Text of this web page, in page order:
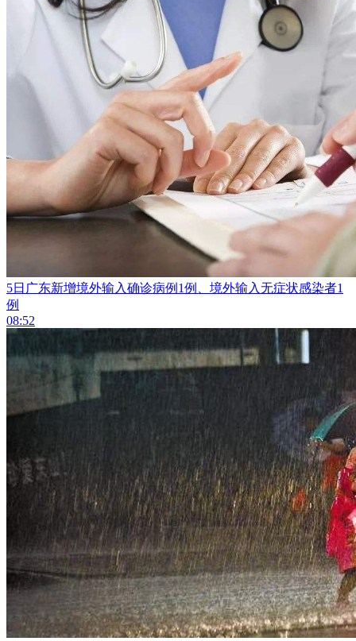
5日广东新增境外输入确诊病例1例、境外输入无症状感染者1
例
08:52